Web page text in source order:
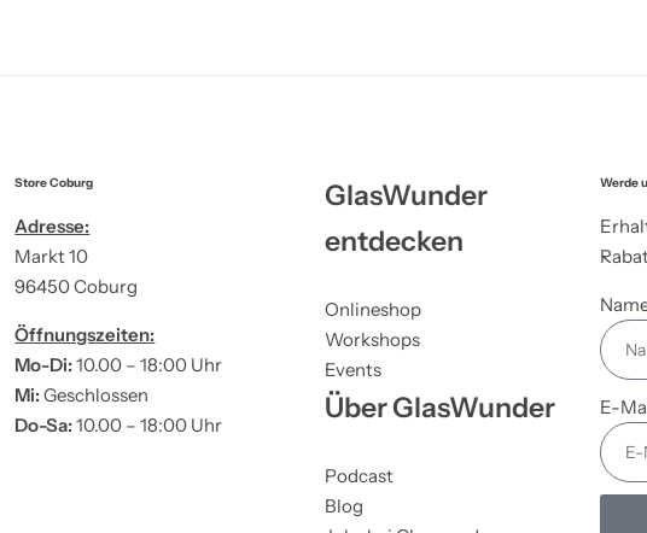
Store Coburg
Adresse:
Markt 10
96450 Coburg
Öffnungszeiten:
Mo-Di:10.00 – 18:00 Uhr
Mi:Geschlossen
Do-Sa:10.00 – 18:00 Uhr
GlasWunder
entdecken
Onlineshop
Workshops
Events
Über GlasWunder
Podcast
Blog
Werde
E-